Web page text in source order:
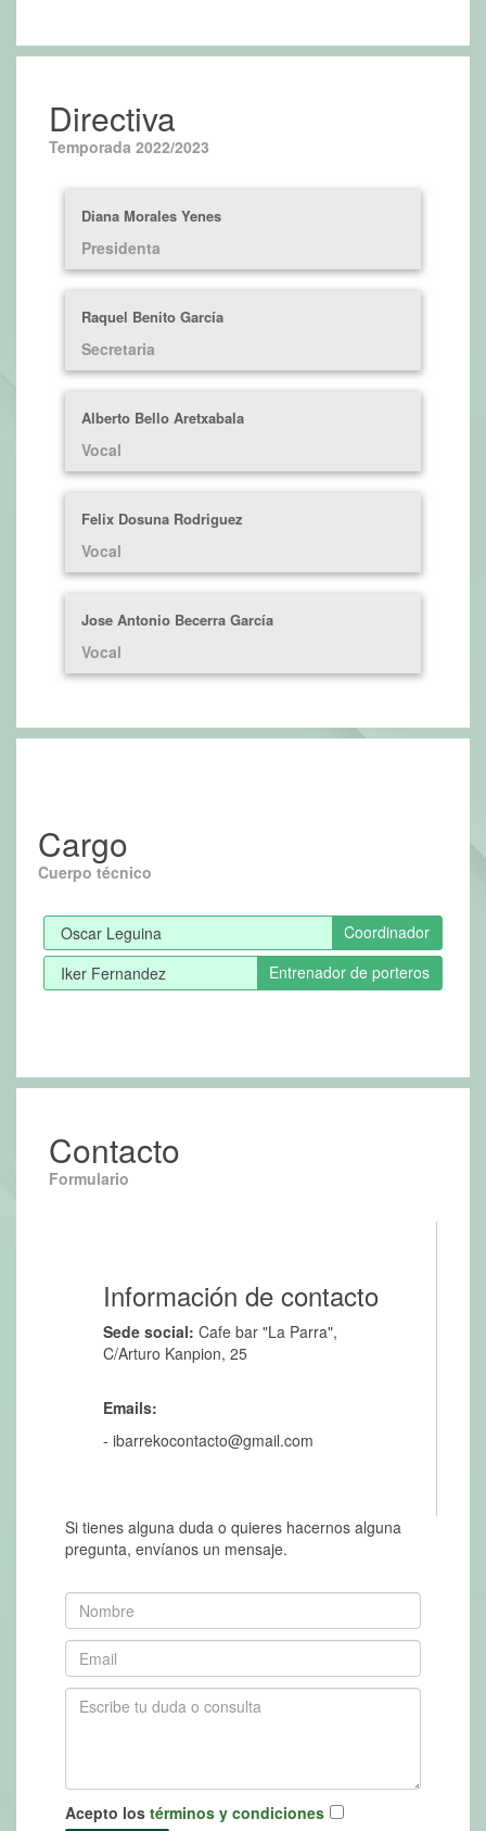
Directiva
Temporada 2022/2023
Diana Morales Yenes
Presidenta
Raquel Benito García
Secretaria
Alberto Bello Aretxabala
Vocal
Felix Dosuna Rodriguez
Vocal
Jose Antonio Becerra García
Vocal
Cargo
Cuerpo técnico
Oscar Leguina
Coordinador
Iker Fernandez
Entrenador de porteros
Contacto
Formulario
Información de contacto
Sede social: Cafe bar "La Parra",
C/Arturo Kanpion, 25
Emails:
- ibarrekocontacto@gmail.com
Si tienes alguna duda o quieres hacernos alguna
pregunta, envíanos un mensaje.
Acepto los términos y condiciones